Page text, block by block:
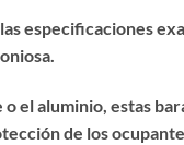
especificaciones
el aluminio, estas
de los